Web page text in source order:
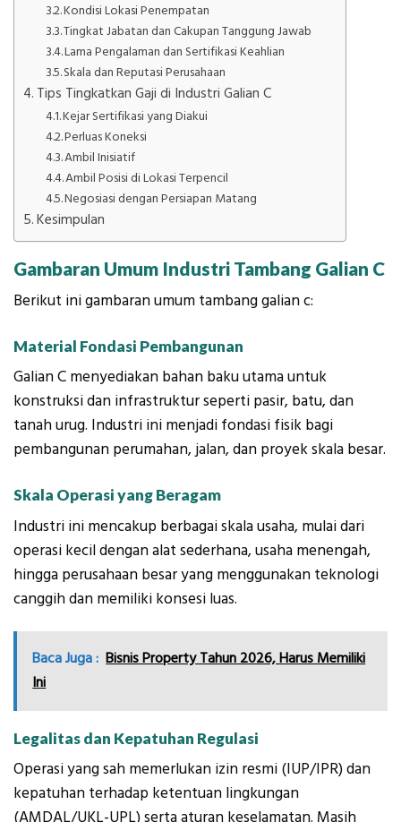
Kondisi Lokasi Penempatan
Tingkat Jabatan dan Cakupan Tanggung Jawab
Lama Pengalaman dan Sertifikasi Keahlian
Skala dan Reputasi Perusahaan
Tips Tingkatkan Gaji di Industri Galian C
Kejar Sertifikasi yang Diakui
Perluas Koneksi
Ambil Inisiatif
Ambil Posisi di Lokasi Terpencil
Negosiasi dengan Persiapan Matang
Kesimpulan
Gambaran Umum Industri Tambang Galian C
Berikut ini gambaran umum tambang galian c:
Material Fondasi Pembangunan
Galian C menyediakan bahan baku utama untuk
konstruksi dan infrastruktur seperti pasir, batu, dan
tanah urug. Industri ini menjadi fondasi fisik bagi
pembangunan perumahan, jalan, dan proyek skala besar.
Skala Operasi yang Beragam
Industri ini mencakup berbagai skala usaha, mulai dari
operasi kecil dengan alat sederhana, usaha menengah,
hingga perusahaan besar yang menggunakan teknologi
canggih dan memiliki konsesi luas.
Baca Juga : Bisnis Property Tahun 2026, Harus Memiliki
Ini
Legalitas dan Kepatuhan Regulasi
Operasi yang sah memerlukan izin resmi (IUP/IPR) dan
kepatuhan terhadap ketentuan lingkungan